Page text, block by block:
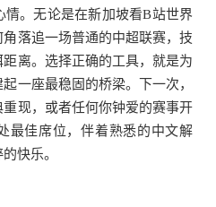
情。无论是在新加坡看B站世界
落追一场普通的中超联赛，技
离。选择正确的工具，就是为
一座最稳固的桥梁。下一次，
现，或者任何你钟爱的赛事开
最佳席位，伴着熟悉的中文解
快乐。